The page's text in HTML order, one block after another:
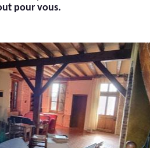
pour vous.